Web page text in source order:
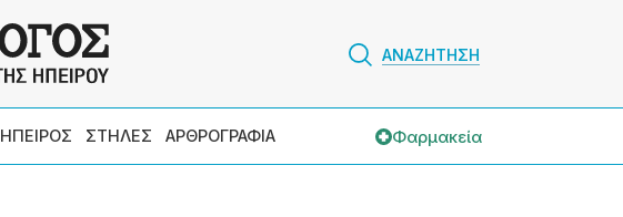
ΑΝΑΖΗΤΗΣΗ
ΗΠΕΙΡΟΣ ΣΤΗΛΕΣ ΑΡΘΡΟΓΡΑΦΙΑ Φαρμακεία